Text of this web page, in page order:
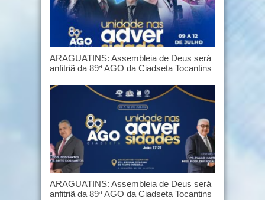
ARAGUATINS: Assembleia de Deus será
anfitriã da 89ª AGO da Ciadseta Tocantins
ARAGUATINS: Assembleia de Deus será
anfitriã da 89ª AGO da Ciadseta Tocantins